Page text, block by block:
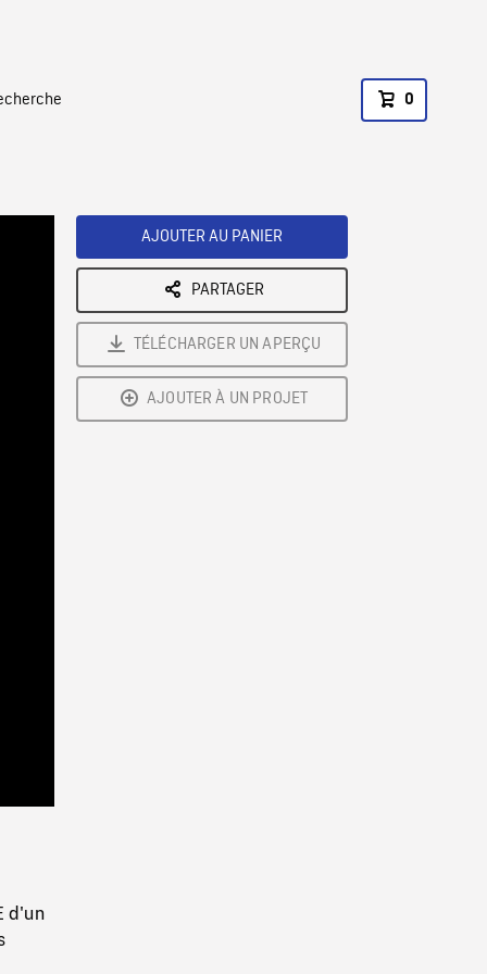
0
Rate
d'un
AJOUTER AU PANIER
PARTAGER
TÉLÉCHARGER UN APERÇU
AJOUTER À UN PROJET